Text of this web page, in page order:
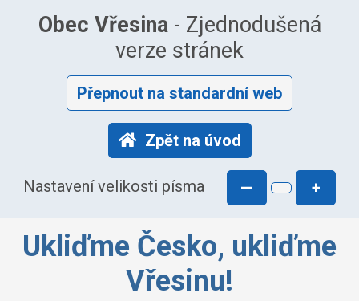
Obec Vřesina- Zjednodušená
verze stránek
Přepnout na standardní web
Zpět na úvod
Nastavení velikosti písma — +
Ukliďme Česko, ukliďme
Vřesinu!